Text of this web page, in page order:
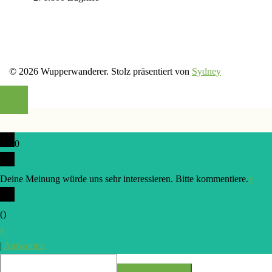
© 2026 Wupperwanderer. Stolz präsentiert von Sydney
0
Deine Meinung würde uns sehr interessieren. Bitte kommentiere.x
()
x
| Antworten